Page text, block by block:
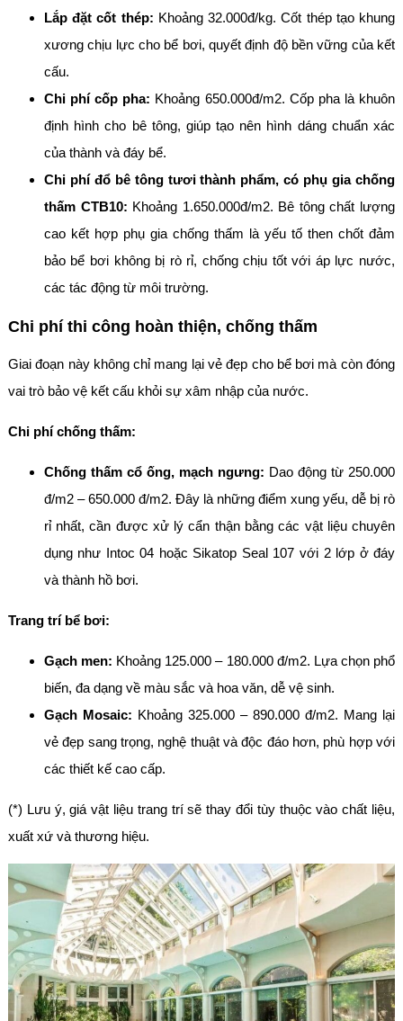
Lắp đặt cốt thép: Khoảng 32.000đ/kg. Cốt thép tạo khung
xương chịu lực cho bể bơi, quyết định độ bền vững của kết
cấu.
Chi phí cốp pha: Khoảng 650.000đ/m2. Cốp pha là khuôn
định hình cho bê tông, giúp tạo nên hình dáng chuẩn xác
của thành và đáy bể.
Chi phí đổ bê tông tươi thành phẩm, có phụ gia chống
thấm CTB10: Khoảng 1.650.000đ/m2. Bê tông chất lượng
cao kết hợp phụ gia chống thấm là yếu tố then chốt đảm
bảo bể bơi không bị rò rỉ, chống chịu tốt với áp lực nước,
các tác động từ môi trường.
Chi phí thi công hoàn thiện, chống thấm
Giai đoạn này không chỉ mang lại vẻ đẹp cho bể bơi mà còn đóng
vai trò bảo vệ kết cấu khỏi sự xâm nhập của nước.
Chi phí chống thấm:
Chống thấm cổ ống, mạch ngưng: Dao động từ 250.000
đ/m2 – 650.000 đ/m2. Đây là những điểm xung yếu, dễ bị rò
rỉ nhất, cần được xử lý cẩn thận bằng các vật liệu chuyên
dụng như Intoc 04 hoặc Sikatop Seal 107 với 2 lớp ở đáy
và thành hồ bơi.
Trang trí bể bơi:
Gạch men: Khoảng 125.000 – 180.000 đ/m2. Lựa chọn phổ
biến, đa dạng về màu sắc và hoa văn, dễ vệ sinh.
Gạch Mosaic: Khoảng 325.000 – 890.000 đ/m2. Mang lại
vẻ đẹp sang trọng, nghệ thuật và độc đáo hơn, phù hợp với
các thiết kế cao cấp.
(*) Lưu ý, giá vật liệu trang trí sẽ thay đổi tùy thuộc vào chất liệu,
xuất xứ và thương hiệu.